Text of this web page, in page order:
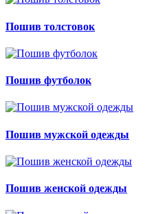
Пошив толстовок
Пошив футболок
Пошив мужской одежды
Пошив женской одежды